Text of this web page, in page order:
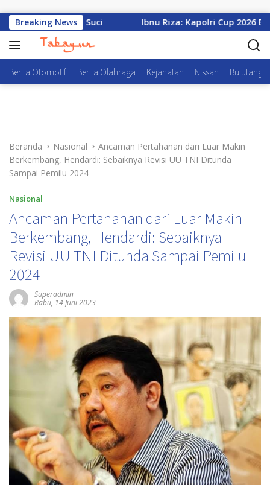
Breaking News
Tapak Suci Ibnu Riza: Kapolri Cup 2026 Beri
Berita Otomotif Berita Olahraga Kejahatan Nissan
Beranda Nasional
Ancaman Pertahanan dari Luar Makin
Berkembang, Hendardi: Sebaiknya Revisi UU TNI Ditunda
Sampai Pemilu 2024
Nasional
Ancaman Pertahanan dari Luar Makin
Berkembang, Hendardi: Sebaiknya
Revisi UU TNI Ditunda Sampai Pemilu
2024
Superadmin
Rabu, 14 Juni 2023